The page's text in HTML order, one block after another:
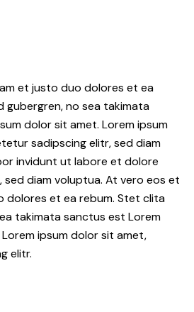
et justo duo dolores et ea
gubergren, no sea takimata
dolor sit amet. Lorem ipsum
sadipscing elitr, sed diam
invidunt ut labore et dolore
sed diam voluptua. At vero eos et
dolores et ea rebum. Stet clita
takimata sanctus est Lorem
ipsum dolor sit amet,
elitr.